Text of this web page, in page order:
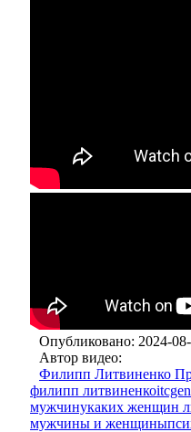
Опубликовано: 2024-
Автор видео:
Филипп Литвиненко
филипп литвиненко
мужчинукаких женщин
мужчины и женщины